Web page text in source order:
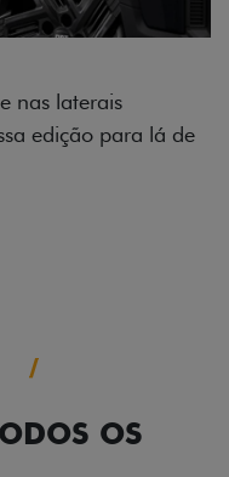
nas laterais
edição para lá de
OS